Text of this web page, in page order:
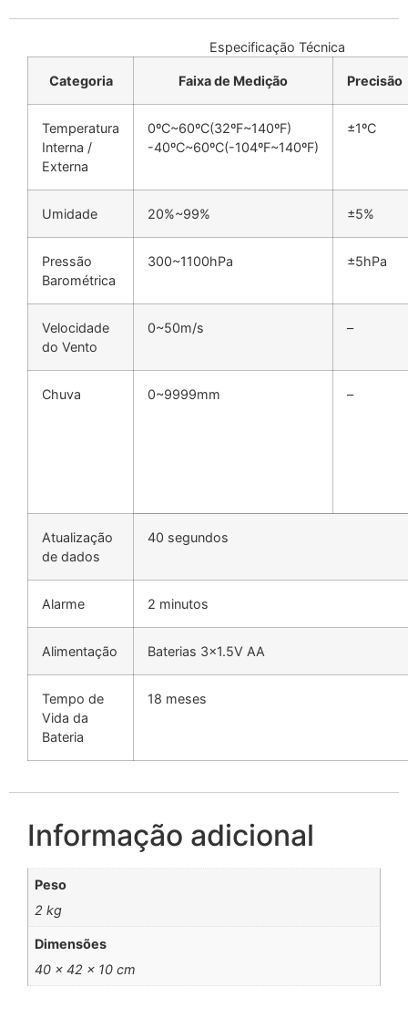
Especificação Técnica
Categoria Faixa de Medição Precisão
Temperatura
Interna /
Externa
0ºC~60ºC(32ºF~140ºF)
-40ºC~60ºC(-104ºF~140ºF)
±1ºC
Umidade 20%~99% ±5%
Pressão
Barométrica
300~1100hPa ±5hPa
Velocidade
do Vento
0~50m/s –
Chuva 0~9999mm –
Atualização
de dados
40 segundos
Alarme 2 minutos
Alimentação Baterias 3×1.5V AA
Tempo de
Vida da
Bateria
18 meses
Informação adicional
Peso
2 kg
Dimensões
40 × 42 × 10 cm